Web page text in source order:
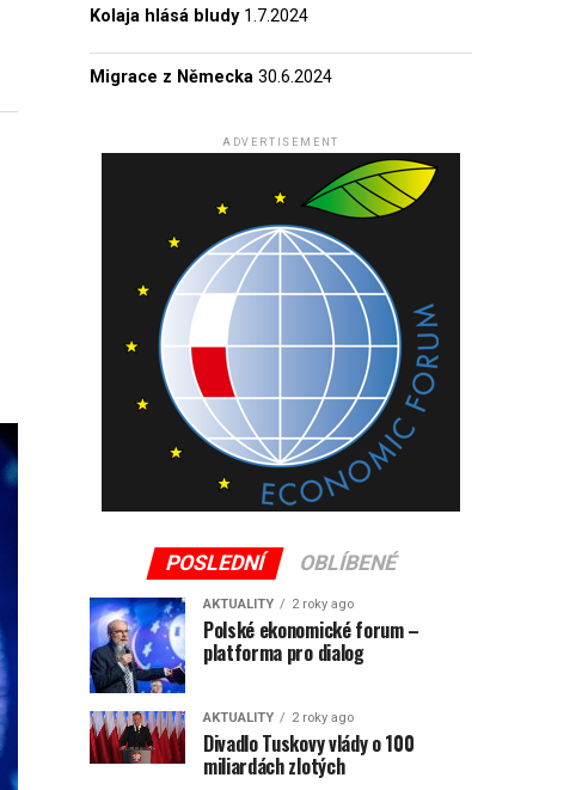
Kolaja hlásá bludy 1.7.2024
Migrace z Německa 30.6.2024
ADVERTISEMENT
POSLEDNÍ OBLÍBENÉ
AKTUALITY 2 roky ago
Polské ekonomické forum –
platforma pro dialog
AKTUALITY 2 roky ago
Divadlo Tuskovy vlády o 100
miliardách zlotých